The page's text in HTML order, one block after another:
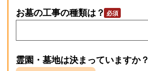
お墓の工事の種類は？
霊園・墓地は決まっていますか？